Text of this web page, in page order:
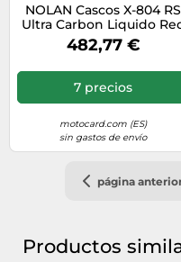
NOLAN Cascos X-804 RS
Ultra Carbon Liquido
XL
482,77 €
7 precios
motocard.com (ES)
sin gastos de envío
página
Productos